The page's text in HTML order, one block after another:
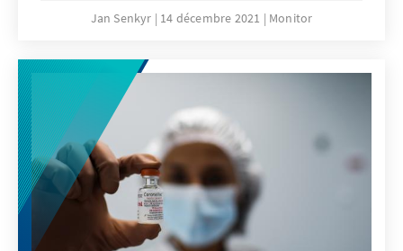
bereits seit den Gründungsjahren
Kooperation unterstützt.
Jan Senkyr 14 décembre 2021 Monitor